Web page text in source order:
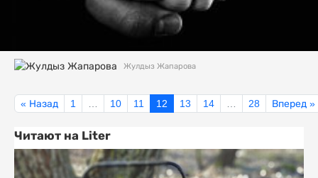
Жулдыз Жапарова
« Назад 1 10 11 12 13 14 28 Вперед »
Читают на Liter